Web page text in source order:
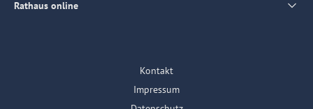
Rathaus online
Kontakt
Impressum